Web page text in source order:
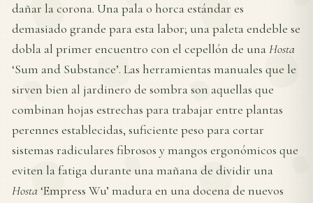
dañar la corona. Una pala o horca estándar es
demasiado grande para esta labor; una paleta endeble se
dobla al primer encuentro con el cepellón de unaHosta
‘Sum and Substance’. Las herramientas manuales que le
sirven bien al jardinero de sombra son aquellas que
combinan hojas estrechas para trabajar entre plantas
perennes establecidas, suficiente peso para cortar
sistemas radiculares fibrosos y mangos ergonómicos que
eviten la fatiga durante una mañana de dividir una
Hosta ‘Empress Wu’ madura en una docena de nuevos